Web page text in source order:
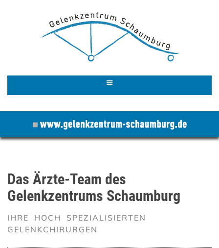
Das Ärzte-Team des
Gelenkzentrums Schaumburg
IHRE HOCH SPEZIALISIERTEN
GELENKCHIRURGEN